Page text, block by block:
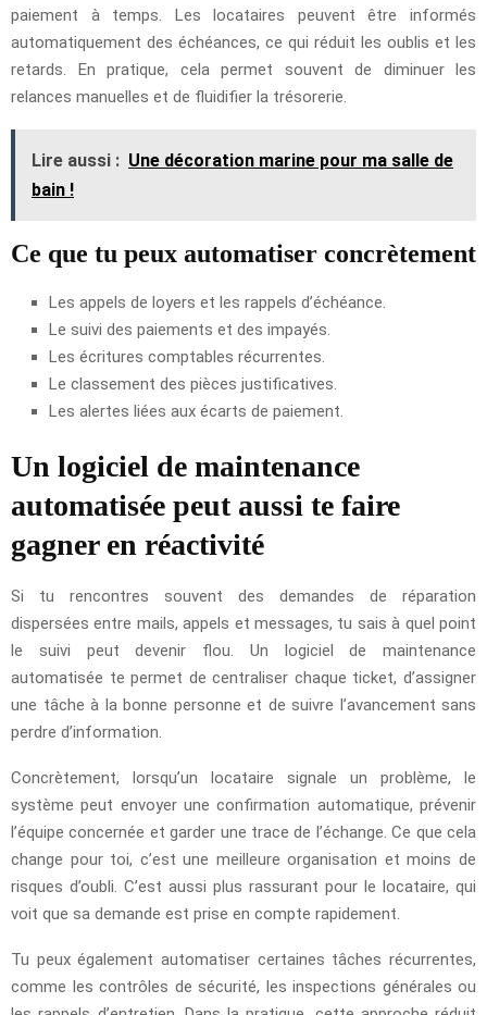
paiement à temps. Les locataires peuvent être informés
automatiquement des échéances, ce qui réduit les oublis et les
retards. En pratique, cela permet souvent de diminuer les
relances manuelles et de fluidifier la trésorerie.
Lire aussi : Une décoration marine pour ma salle de
bain !
Ce que tu peux automatiser concrètement
Les appels de loyers et les rappels d’échéance.
Le suivi des paiements et des impayés.
Les écritures comptables récurrentes.
Le classement des pièces justificatives.
Les alertes liées aux écarts de paiement.
Un logiciel de maintenance
automatisée peut aussi te faire
gagner en réactivité
Si tu rencontres souvent des demandes de réparation
dispersées entre mails, appels et messages, tu sais à quel point
le suivi peut devenir flou. Un logiciel de maintenance
automatisée te permet de centraliser chaque ticket, d’assigner
une tâche à la bonne personne et de suivre l’avancement sans
perdre d’information.
Concrètement, lorsqu’un locataire signale un problème, le
système peut envoyer une confirmation automatique, prévenir
l’équipe concernée et garder une trace de l’échange. Ce que cela
change pour toi, c’est une meilleure organisation et moins de
risques d’oubli. C’est aussi plus rassurant pour le locataire, qui
voit que sa demande est prise en compte rapidement.
Tu peux également automatiser certaines tâches récurrentes,
comme les contrôles de sécurité, les inspections générales ou